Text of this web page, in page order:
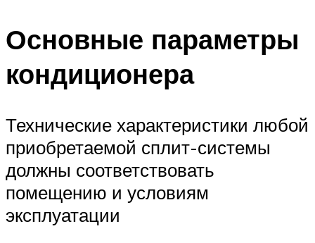
Основные параметры
кондиционера
Технические характеристики любой
приобретаемой сплит-системы
должны соответствовать
помещению и условиям
эксплуатации